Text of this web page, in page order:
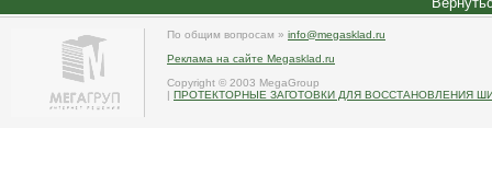
По общим вопросам » info@megasklad.ru
Реклама на сайте Megasklad.ru
Copyright © 2003 MegaGroup
| ПРОТЕКТОРНЫЕ ЗАГОТОВКИ ДЛЯ ВОССТАНОВЛЕНИЯ